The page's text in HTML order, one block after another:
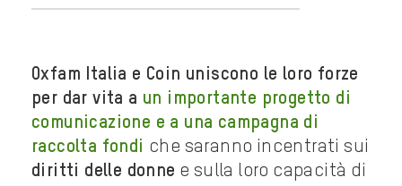
Oxfam Italia e Coin uniscono le loro forze
per dar vita a un importante progetto di
comunicazione e a una campagna di
raccolta fondi che saranno incentrati sui
diritti delle donne e sulla loro capacità di